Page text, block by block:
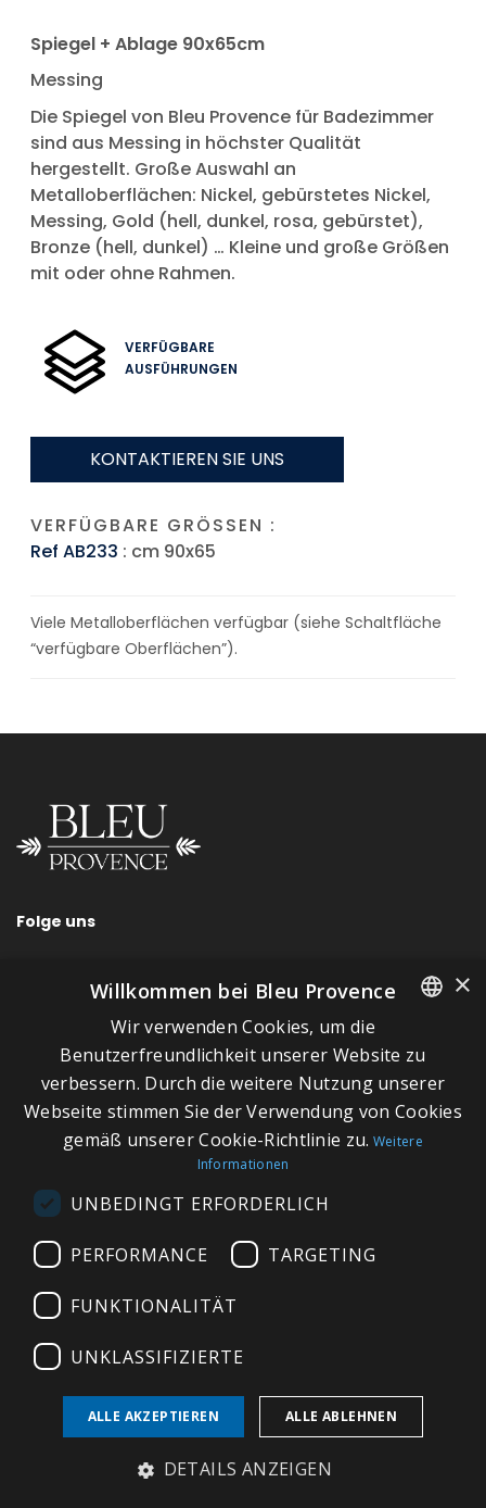
Spiegel + Ablage 90x65cm
Messing
Die Spiegel von Bleu Provence für Badezimmer
sind aus Messing in höchster Qualität
hergestellt. Große Auswahl an
Metalloberflächen: Nickel, gebürstetes Nickel,
Messing, Gold (hell, dunkel, rosa, gebürstet),
Bronze (hell, dunkel) … Kleine und große Größen
mit oder ohne Rahmen.
VERFÜGBARE
AUSFÜHRUNGEN
KONTAKTIEREN SIE UNS
VERFÜGBARE GRÖSSEN :
Ref AB233 : cm 90x65
Viele Metalloberflächen verfügbar (siehe Schaltfläche
“verfügbare Oberflächen”).
Folge uns
SCHNELLLINKS
Über Bleu Provence
Impressum
Geschäftsbedingungen
Kontaktieren Sie uns
Besuchen Sie unseren Showroom
FRENCH
ITALIAN
×
Willkommen bei Bleu Provence
Wir verwenden Cookies, um die
Benutzerfreundlichkeit unserer Website zu
verbessern. Durch die weitere Nutzung unserer
Webseite stimmen Sie der Verwendung von Cookies
gemäß unserer Cookie-Richtlinie zu. Weitere
Informationen
UNBEDINGT ERFORDERLICH
PERFORMANCE TARGETING
FUNKTIONALITÄT
UNKLASSIFIZIERTE
ALLE AKZEPTIEREN ALLE ABLEHNEN
DETAILS ANZEIGEN